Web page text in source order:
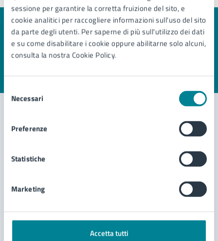
sessione per garantire la corretta fruizione del sito, e
cookie analitici per raccogliere informazioni sull'uso del sito
da parte degli utenti. Per saperne di più sull'utilizzo dei dati
e su come disabilitare i cookie oppure abilitarne solo alcuni,
consulta la nostra Cookie Policy.
delNecessari
Preferenze
Statistiche
Marketing
Accetta tutti
Quanto sono chiare le informazioni su questa
pagina?
Contatta il comune
Leggi le domande frequenti
Prenota appuntamento
Problemi in città